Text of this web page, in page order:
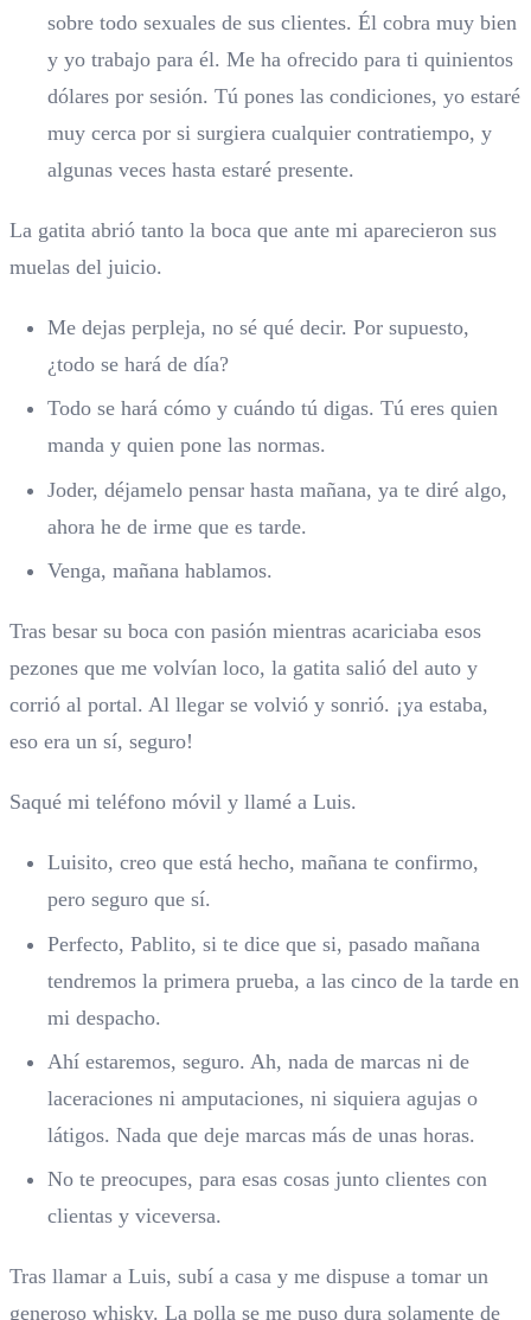
sobre todo sexuales de sus clientes. Él cobra muy bien
y yo trabajo para él. Me ha ofrecido para ti quinientos
dólares por sesión. Tú pones las condiciones, yo estaré
muy cerca por si surgiera cualquier contratiempo, y
algunas veces hasta estaré presente.
La gatita abrió tanto la boca que ante mi aparecieron sus
muelas del juicio.
Me dejas perpleja, no sé qué decir. Por supuesto,
¿todo se hará de día?
Todo se hará cómo y cuándo tú digas. Tú eres quien
manda y quien pone las normas.
Joder, déjamelo pensar hasta mañana, ya te diré algo,
ahora he de irme que es tarde.
Venga, mañana hablamos.
Tras besar su boca con pasión mientras acariciaba esos
pezones que me volvían loco, la gatita salió del auto y
corrió al portal. Al llegar se volvió y sonrió. ¡ya estaba,
eso era un sí, seguro!
Saqué mi teléfono móvil y llamé a Luis.
Luisito, creo que está hecho, mañana te confirmo,
pero seguro que sí.
Perfecto, Pablito, si te dice que si, pasado mañana
tendremos la primera prueba, a las cinco de la tarde en
mi despacho.
Ahí estaremos, seguro. Ah, nada de marcas ni de
laceraciones ni amputaciones, ni siquiera agujas o
látigos. Nada que deje marcas más de unas horas.
No te preocupes, para esas cosas junto clientes con
clientas y viceversa.
Tras llamar a Luis, subí a casa y me dispuse a tomar un
generoso whisky. La polla se me puso dura solamente de